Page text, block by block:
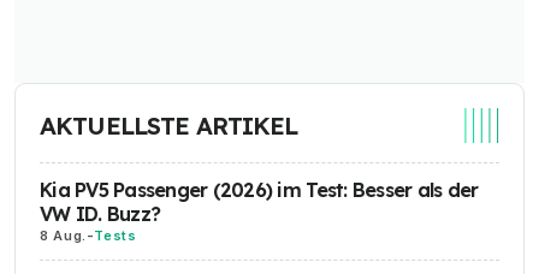
AKTUELLSTE ARTIKEL
Kia PV5 Passenger (2026) im Test: Besser als der
VW ID. Buzz?
8 Aug. -Tests